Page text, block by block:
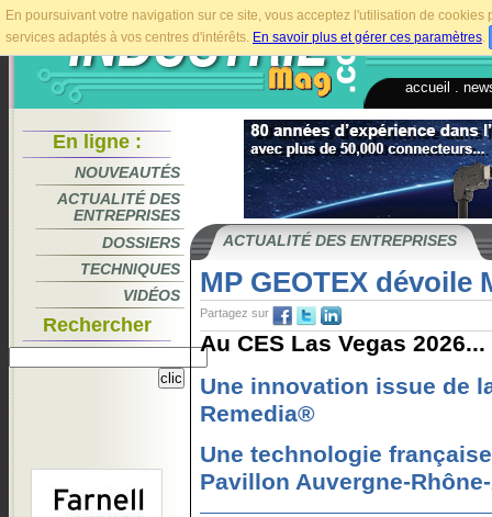
En poursuivant votre navigation sur ce site, vous acceptez l'utilisation de
services adaptés à vos centres d'intérêts. En savoir plus et gérer ces paramètres.
accueil
En ligne :
NOUVEAUTÉS
ACTUALITÉ DES
ENTREPRISES
DOSSIERS
TECHNIQUES
VIDÉOS
Rechercher
ACTUALITÉ DES ENTREPRISES
MP GEOTEX dévoile
Partagez sur
Au CES Las Vegas 2026...
Une innovation issue de
Remedia®
Une technologie
Pavillon Auvergne-